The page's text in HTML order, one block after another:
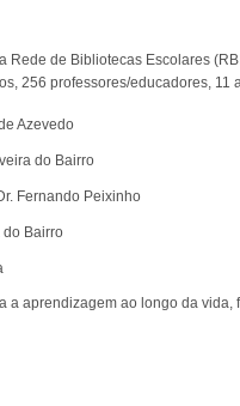
Rede de Bibliotecas Escolares
256 professores/educadores,
Azevedo
do Bairro
Fernando Peixinho
do Bairro
a aprendizagem ao longo da